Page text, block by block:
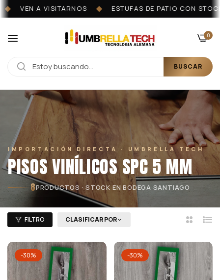
VEN A VISITARNOS ESTUFAS DE PATIO CON STOCK
BUSCAR
0
IMPORTACIÓN DIRECTA · UMBRELLA TECH
PISOS VINÍLICOS SPC 5 MM
8PRODUCTOS · STOCK EN BODEGA SANTIAGO
FILTRO CLASIFICAR POR
2
Lista
-30% -30%